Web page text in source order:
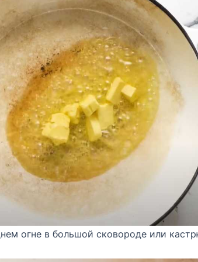
огне в большой сковороде или